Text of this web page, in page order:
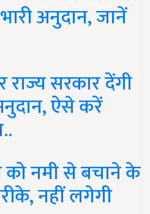
अनुदान, जानें
राज्य सरकार देंगी
ऐसे करें
नमी से बचाने के
नहीं लगेगी